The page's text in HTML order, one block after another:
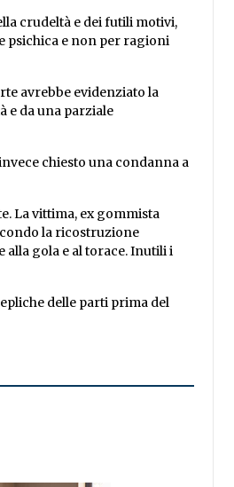
crudeltà e dei futili motivi,
psichica e non per ragioni
avrebbe evidenziato la
e da una parziale
chiesto una condanna a
La vittima, ex gommista
la ricostruzione
gola e al torace. Inutili i
delle parti prima del